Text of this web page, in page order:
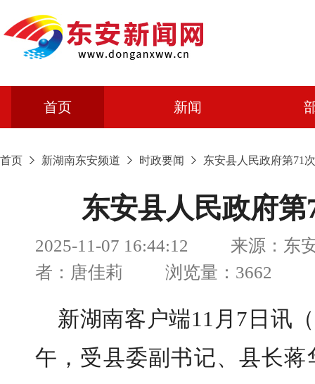
首页 新闻
首页 新湖南东安频道 时政要闻 东安县人民政府第71
东安县人民政府
2025-11-07 16:44:12 来源：东安
者：唐佳莉 浏览量：3662
新湖南客户端11月7日讯
午，受县委副书记、县长